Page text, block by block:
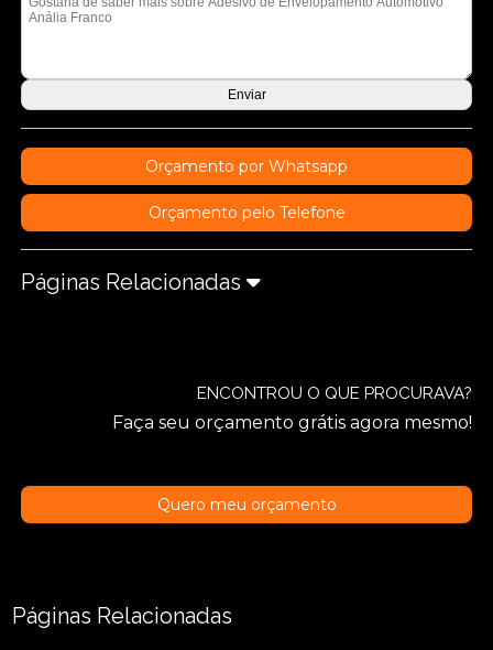
Orçamento por Whatsapp
Orçamento pelo Telefone
Páginas Relacionadas
ENCONTROU O QUE PROCURAVA?
Faça seu orçamento grátis agora mesmo!
Quero meu orçamento
Páginas Relacionadas